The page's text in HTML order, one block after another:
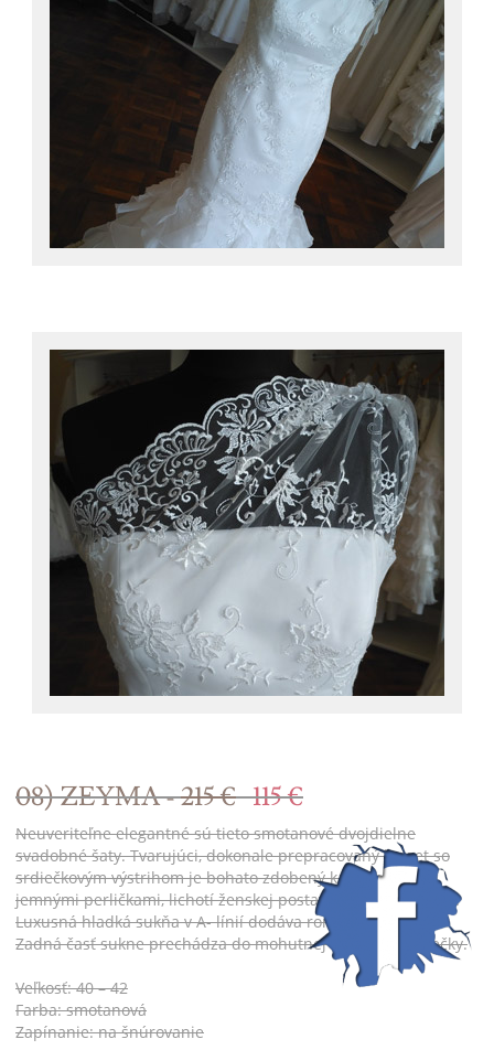
08) ZEYMA -215 € 115 €
Neuveriteľne elegantné sú tieto smotanové dvojdielne
svadobné šaty. Tvarujúci, dokonale prepracovaný korzet so
srdiečkovým výstrihom je bohato zdobený kamienkami a
jemnými perličkami, lichotí ženskej postave a zoštíhľuje pás.
Luxusná hladká sukňa v A- línií dodáva romantický vzhľad.
Zadná časť sukne prechádza do mohutnej nazberanej vlečky.
Veľkosť: 40 – 42
Farba: smotanová
Zapínanie: na šnúrovanie